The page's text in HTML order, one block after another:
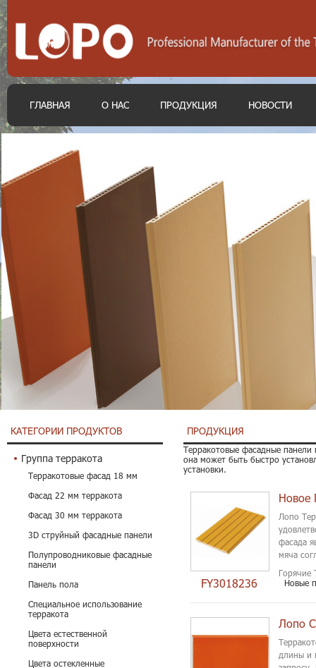
ГЛАВНАЯ О НАС ПРОДУКЦИЯ НОВОСТИ
КАТЕГОРИИ ПРОДУКТОВ
Группа терракота
Терракотовые фасад 18 мм
Фасад 22 мм терракота
Фасад 30 мм терракота
3D струйный фасадные панели
Полупроводниковые фасадные
панели
Панель пола
Специальное использование
терракота
Цвета естественной
поверхности
Цвета остекленные
ПРОДУКЦИЯ
Терракотовые фасадные панели
она может быть быстро
установки.
FY3018236
Лопо
фасада
мяча
Горячие
Новые
длины и